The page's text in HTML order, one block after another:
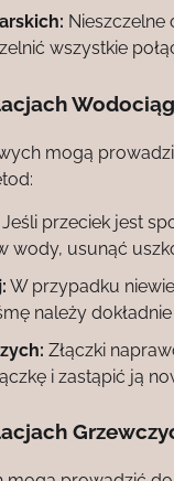
wszystkie
mogą
Jeśli przeciek jest
wody, usunąć
W przypadku
należy
Złączki
i zastąpić ją